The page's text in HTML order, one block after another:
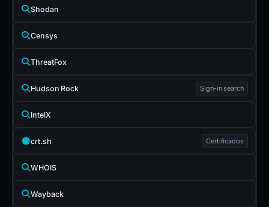
Shodan
Censys
ThreatFox
Hudson Rock Sign-in search
IntelX
crt.sh Certificados
WHOIS
Wayback